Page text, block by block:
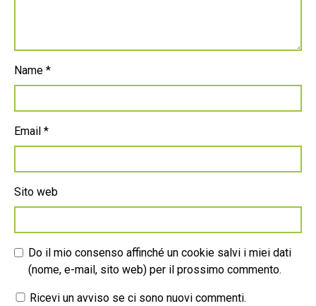
Name *
Email *
Sito web
Do il mio consenso affinché un cookie salvi i miei dati
(nome, e-mail, sito web) per il prossimo commento.
Ricevi un avviso se ci sono nuovi commenti.